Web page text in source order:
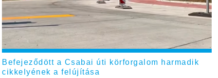
Befejeződött a Csabai úti körforgalom harmadik
cikkelyének a felújítása